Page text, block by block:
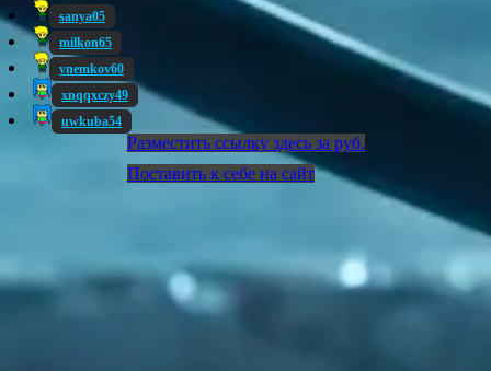
sanya05
milkon65
vnemkov60
xnqqxczy49
uwkuba54
Разместить ссылку здесь за руб.
Поставить к себе на сайт